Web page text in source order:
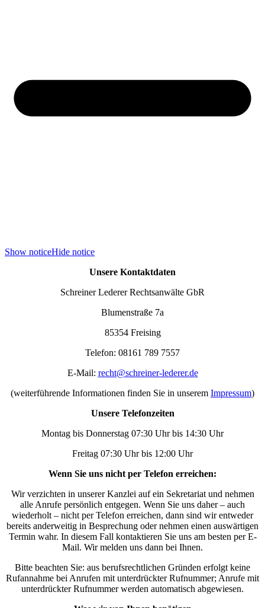
Show noticeHide notice
Unsere Kontaktdaten
Schreiner Lederer Rechtsanwälte GbR
Blumenstraße 7a
85354 Freising
Telefon: 08161 789 7557
E-Mail: recht@schreiner-lederer.de
(weiterführende Informationen finden Sie in unserem Impressum)
Unsere Telefonzeiten
Montag bis Donnerstag 07:30 Uhr bis 14:30 Uhr
Freitag 07:30 Uhr bis 12:00 Uhr
Wenn Sie uns nicht per Telefon erreichen:
Wir verzichten in unserer Kanzlei auf ein Sekretariat und nehmen
alle Anrufe persönlich entgegen. Wenn Sie uns daher – auch
wiederholt – nicht per Telefon erreichen, dann sind wir entweder
bereits anderweitig in Besprechung oder nehmen einen auswärtigen
Termin wahr. In diesem Fall kontaktieren Sie uns am besten per E-
Mail. Wir melden uns dann bei Ihnen.
Bitte beachten Sie: aus berufsrechtlichen Gründen erfolgt keine
Rufannahme bei Anrufen mit unterdrückter Rufnummer; Anrufe mit
unterdrückter Rufnummer werden automatisch abgewiesen.